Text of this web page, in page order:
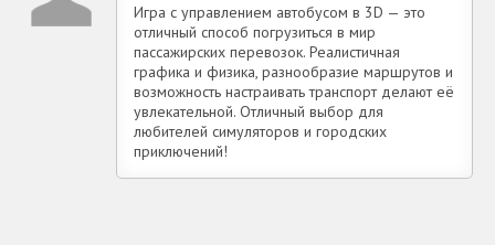
Игра с управлением автобусом в 3D — это
отличный способ погрузиться в мир
пассажирских перевозок. Реалистичная
графика и физика, разнообразие маршрутов и
возможность настраивать транспорт делают её
увлекательной. Отличный выбор для
любителей симуляторов и городских
приключений!